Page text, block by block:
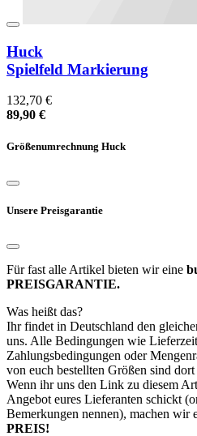
Huck
Spielfeld Markierung
132,70 €
89,90 €
Größenumrechnung Huck
Unsere Preisgarantie
Für fast alle Artikel bieten wir eine
PREISGARANTIE.
Was heißt das?
Ihr findet in Deutschland den
uns. Alle Bedingungen wie
Zahlungsbedingungen oder
von euch bestellten Größen sind
Wenn ihr uns den Link zu diesem
Angebot eures Lieferanten schickt
Bemerkungen nennen), machen wir
PREIS!